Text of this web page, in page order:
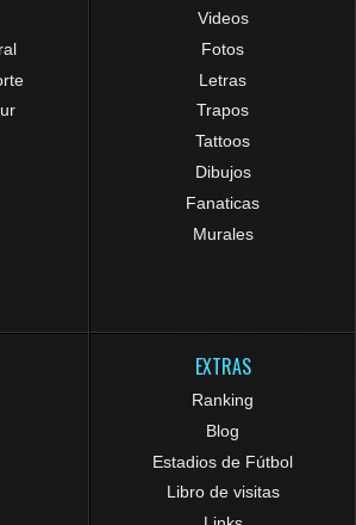
Videos
Fotos
Letras
Trapos
Tattoos
Dibujos
Fanaticas
Murales
EXTRAS
Ranking
Blog
Estadios de Fútbol
Libro de visitas